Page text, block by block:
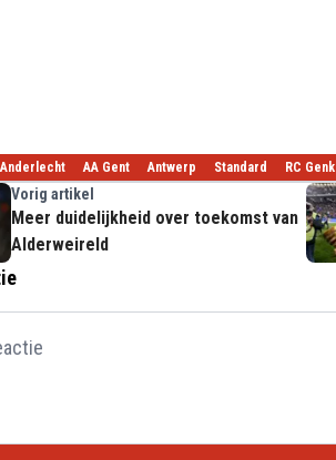
Anderlecht AA Gent Antwerp Standard RC Genk
Vorig artikel
Meer duidelijkheid over toekomst van
Alderweireld